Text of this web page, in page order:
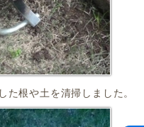
根や土を清掃しました。